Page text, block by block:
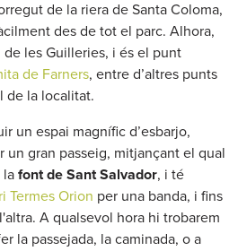
de la riera de Santa Coloma,
des de tot el parc. Alhora,
les Guilleries, i és el punt
de Farners, entre d’altres punts
de la localitat.
un espai magnífic d’esbarjo,
un gran passeig, mitjançant el qual
font de Sant Salvador, i té
Termes Orion per una banda, i fins
A qualsevol hora hi trobarem
la passejada, la caminada, o a